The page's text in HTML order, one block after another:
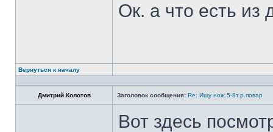
Ок. а что есть из
Вернуться к началу
Дмитрий Колотов Заголовок сообщения: Re: Ищу нож.5-8т.р.повар
Вот здесь